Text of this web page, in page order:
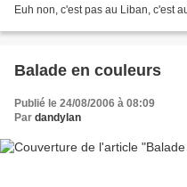
Euh non, c'est pas au Liban, c'est
Balade en couleurs
Publié le 24/08/2006 à 08:09
Par dandylan